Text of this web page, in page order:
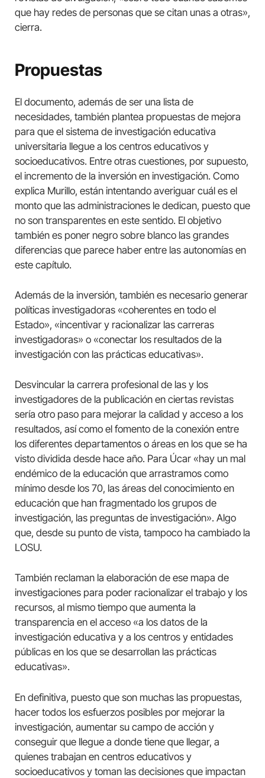
que hay redes de personas que se citan unas a otras»,
cierra.
Propuestas
El documento, además de ser una lista de
necesidades, también plantea propuestas de mejora
para que el sistema de investigación educativa
universitaria llegue a los centros educativos y
socioeducativos. Entre otras cuestiones, por supuesto,
el incremento de la inversión en investigación. Como
explica Murillo, están intentando averiguar cuál es el
monto que las administraciones le dedican, puesto que
no son transparentes en este sentido. El objetivo
también es poner negro sobre blanco las grandes
diferencias que parece haber entre las autonomías en
este capítulo.
Además de la inversión, también es necesario generar
políticas investigadoras «coherentes en todo el
Estado», «incentivar y racionalizar las carreras
investigadoras» o «conectar los resultados de la
investigación con las prácticas educativas».
Desvincular la carrera profesional de las y los
investigadores de la publicación en ciertas revistas
sería otro paso para mejorar la calidad y acceso a los
resultados, así como el fomento de la conexión entre
los diferentes departamentos o áreas en los que se ha
visto dividida desde hace año. Para Úcar «hay un mal
endémico de la educación que arrastramos como
mínimo desde los 70, las áreas del conocimiento en
educación que han fragmentado los grupos de
investigación, las preguntas de investigación». Algo
que, desde su punto de vista, tampoco ha cambiado la
LOSU.
También reclaman la elaboración de ese mapa de
investigaciones para poder racionalizar el trabajo y los
recursos, al mismo tiempo que aumenta la
transparencia en el acceso «a los datos de la
investigación educativa y a los centros y entidades
públicas en los que se desarrollan las prácticas
educativas».
En definitiva, puesto que son muchas las propuestas,
hacer todos los esfuerzos posibles por mejorar la
investigación, aumentar su campo de acción y
conseguir que llegue a donde tiene que llegar, a
quienes trabajan en centros educativos y
socioeducativos y toman las decisiones que impactan